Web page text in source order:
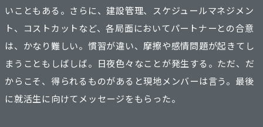
いこともある。さらに、建設管理、スケジュールマネジメン
ト、コストカットなど、各局面においてパートナーとの合意
は、かなり難しい。慣習が違い、摩擦や感情問題が起きてし
まうこともしばしば。日夜色々なことが発生する。ただ、だ
からこそ、得られるものがあると現地メンバーは言う。最後
に就活生に向けてメッセージをもらった。